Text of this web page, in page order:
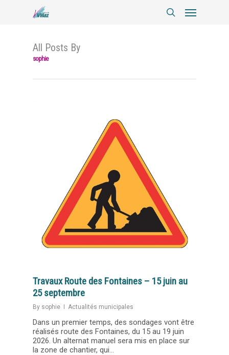
All Posts By
sophie
Travaux Route des Fontaines – 15 juin au
25 septembre
By sophie Actualités municipales
Dans un premier temps, des sondages vont être
réalisés route des Fontaines, du 15 au 19 juin
2026. Un alternat manuel sera mis en place sur
la zone de chantier, qui...